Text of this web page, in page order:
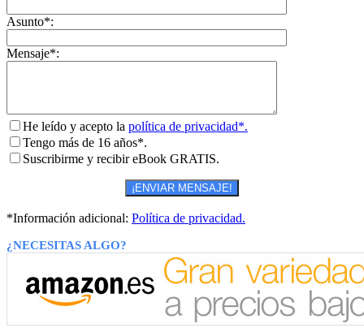
Asunto*:
Mensaje*:
He leído y acepto la política de privacidad*.
Tengo más de 16 años*.
Suscribirme y recibir eBook GRATIS.
*Información adicional: Política de privacidad.
¿NECESITAS ALGO?